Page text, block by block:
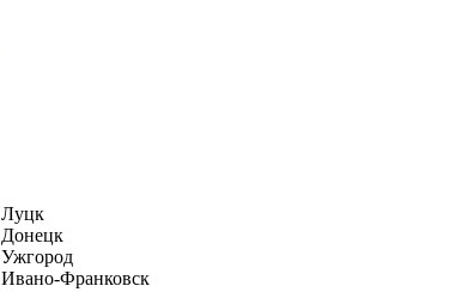
Луцк
Донецк
Ужгород
Ивано-Франковск